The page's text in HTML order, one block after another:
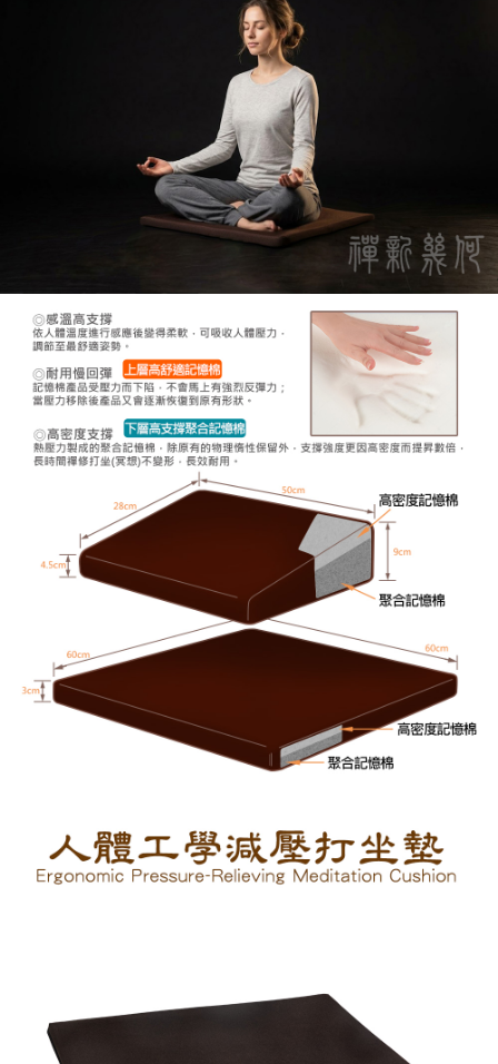
「AFTEE先享後付」，若未經同意申辦者引起之損失，本公司不負相關責
４．使用「AFTEE先享後付」時，將依據個別帳號之用戶狀況，依本公司即
時審查核予不同之上限額度；若仍有額度不足之情形，本公司將視審查結果
５．嚴禁一人註冊多個帳號或使用他人資訊註冊。若發現惡意使用之情形，
恩沛科技股份有限公司將有權停止該用戶之使用額度並採取法律行動。